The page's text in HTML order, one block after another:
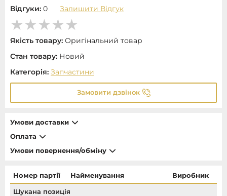
Відгуки: 0 Залишити Відгук
Якість товару: Оригінальний товар
Стан товару: Новий
Категорія: Запчастини
Замовити дзвінок
Умови доставки
Оплата
Умови повернення/обміну
Номер партії Найменування
Виробник
Шукана позиція